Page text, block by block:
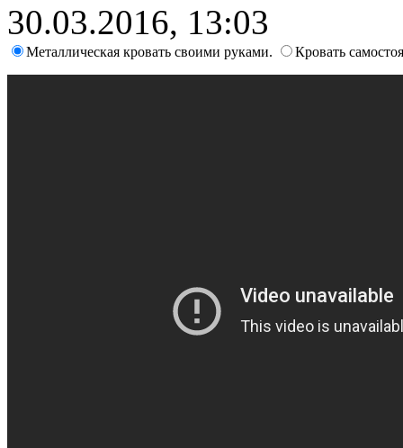
30.03.2016, 13:03
Металлическая кровать своими руками. Кровать